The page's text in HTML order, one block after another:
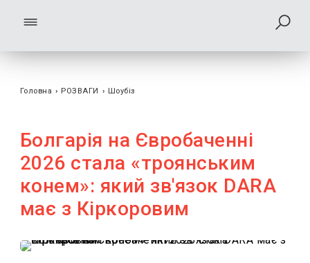
Головна › РОЗВАГИ › Шоубiз
Болгарія на Євробаченні
2026 стала «троянським
конем»: який зв'язок DARA
має з Кіркоровим